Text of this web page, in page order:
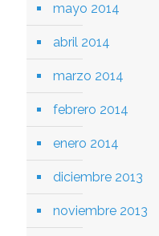
mayo 2014
abril 2014
marzo 2014
febrero 2014
enero 2014
diciembre 2013
noviembre 2013